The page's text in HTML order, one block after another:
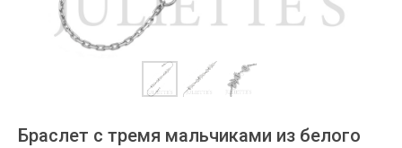
Браслет с тремя мальчиками из белого